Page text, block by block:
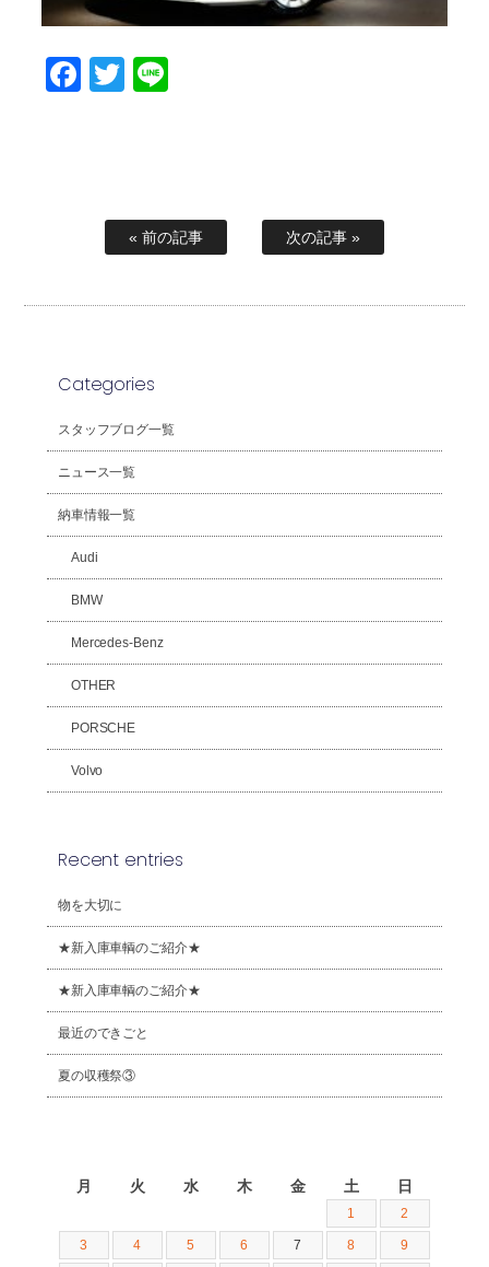
Facebook
Twitter
« 前の記事 次の記事 »
Categories
スタッフブログ一覧
ニュース一覧
納車情報一覧
Audi
BMW
Mercedes-Benz
OTHER
PORSCHE
Volvo
Recent entries
物を大切に
★新入庫車輌のご紹介★
★新入庫車輌のご紹介★
最近のできごと
夏の収穫祭③
月 火 水 木 金 土 日
1 2
3 4 5 6 7 8 9